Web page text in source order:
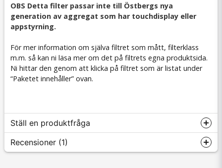
OBS Detta filter passar inte till Östbergs nya
generation av aggregat som har touchdisplay eller
appstyrning.
För mer information om själva filtret som mått, filterklass
m.m. så kan ni läsa mer om det på filtrets egna produktsida.
Ni hittar den genom att klicka på filtret som är listat under
“Paketet innehåller” ovan.
Ställ en produktfråga
Recensioner (1)